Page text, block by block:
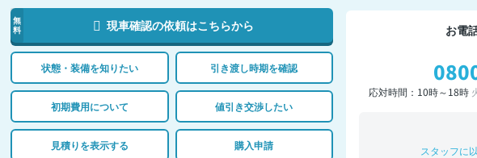
無
料
現車確認の依頼はこちらから
状態・装備を知りたい 引き渡し時期を確認
初期費用について 値引き交渉したい
見積りを表示する 購入申請
お電
応対時間：10時～18時
スタッフに